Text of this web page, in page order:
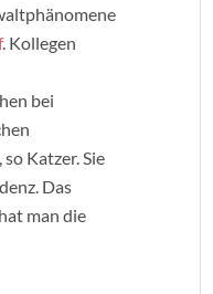
. Kollegen
bei
Katzer. Sie
Das
man die